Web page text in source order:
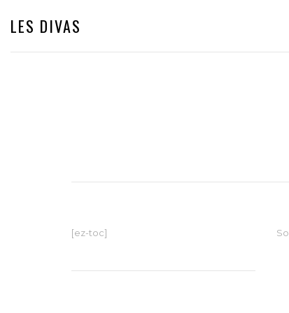
LES DIVAS
[ez-toc]